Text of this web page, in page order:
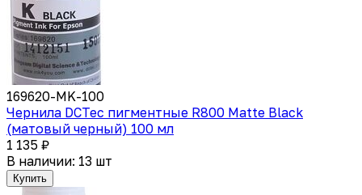
169620-MK-100
Чернила DCTec пигментные R800 Matte Black
(матовый черный) 100 мл
1 135 ₽
В наличии: 13 шт
Купить